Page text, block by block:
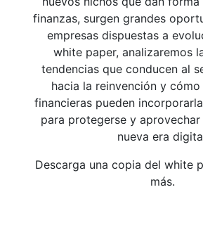
finanzas, surgen grandes
empresas dispuestas a
white paper, analizaremos
tendencias que conducen al
hacia la reinvención y
financieras pueden
para protegerse y
nueva era
Descarga una copia del white
más.